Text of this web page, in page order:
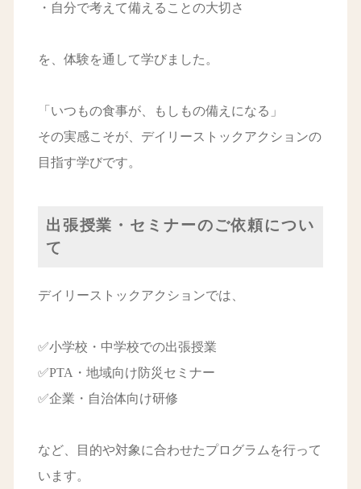
・自分で考えて備えることの大切さ
を、体験を通して学びました。
「いつもの食事が、もしもの備えになる」
その実感こそが、デイリーストックアクションの
目指す学びです。
出張授業・セミナーのご依頼につい
て
デイリーストックアクションでは、
✅小学校・中学校での出張授業
✅PTA・地域向け防災セミナー
✅企業・自治体向け研修
など、目的や対象に合わせたプログラムを行って
います。